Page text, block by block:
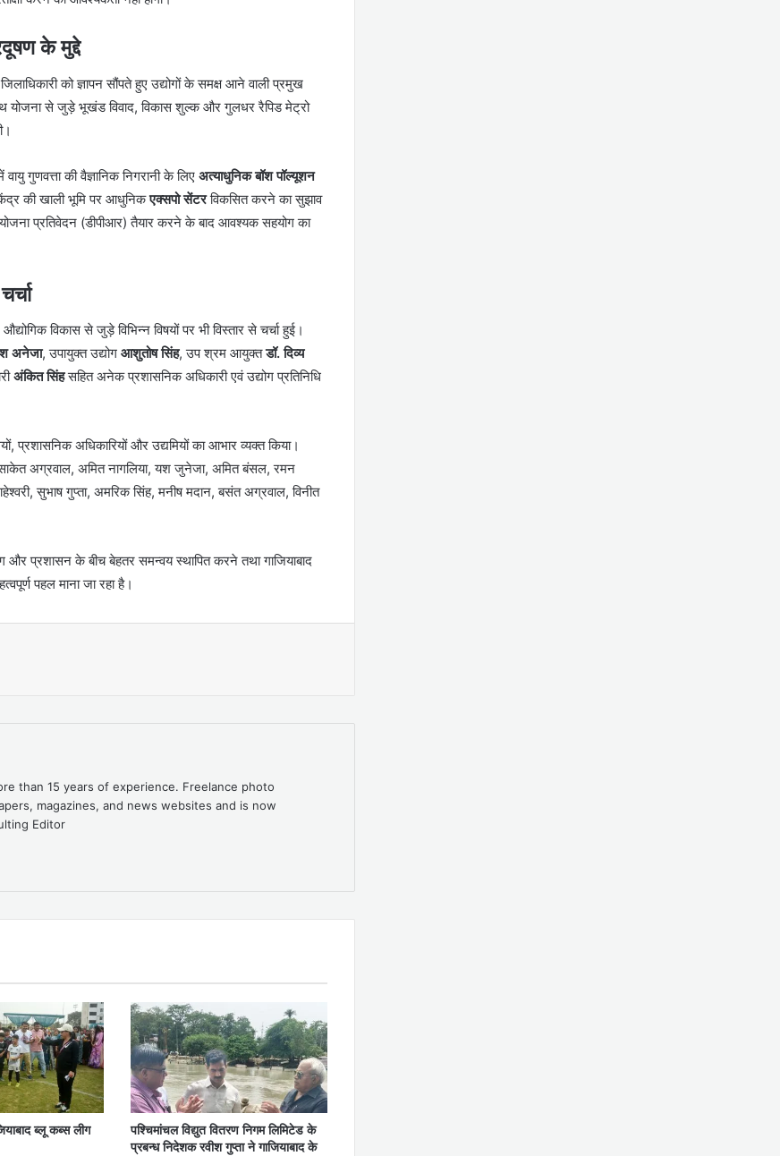
के मुद्दे
को ज्ञापन सौंपते हुए उद्योगों के समक्ष आने वाली प्रमुख
योजना से जुड़े भूखंड विवाद, विकास शुल्क और गुलधर रैपिड मेट्रो
गुणवत्ता की वैज्ञानिक निगरानी के लिए अत्याधुनिक बॉश पॉल्यूशन
केंद्र की खाली भूमि पर आधुनिकएक्सपो सेंटरविकसित करने का सुझाव
प्रतिवेदन (डीपीआर) तैयार करने के बाद आवश्यक सहयोग का
विकास से जुड़े विभिन्न विषयों पर भी विस्तार से चर्चा हुई।
अनेजा, उपायुक्त उद्योग आशुतोष सिंह, उप श्रम आयुक्तडॉ. दिव्य
अंकित सिंहसहित अनेक प्रशासनिक अधिकारी एवं उद्योग प्रतिनिधि
प्रशासनिक अधिकारियों और उद्यमियों का आभार व्यक्त किया।
अग्रवाल, अमित नागलिया, यश जुनेजा, अमित बंसल, रमन
सुभाष गुप्ता, अमरिक सिंह, मनीष मदान, बसंत अग्रवाल, विनीत
प्रशासन के बीच बेहतर समन्वय स्थापित करने तथा गाजियाबाद
पहल माना जा रहा है।
than 15 years of experience. Freelance photo
magazines, and news websites and is now
Editor
ब्लू कब्स लीग
पश्चिमांचल विद्युत वितरण निगम लिमिटेड के
प्रबन्ध निदेशक रवीश गुप्ता ने गाजियाबाद के